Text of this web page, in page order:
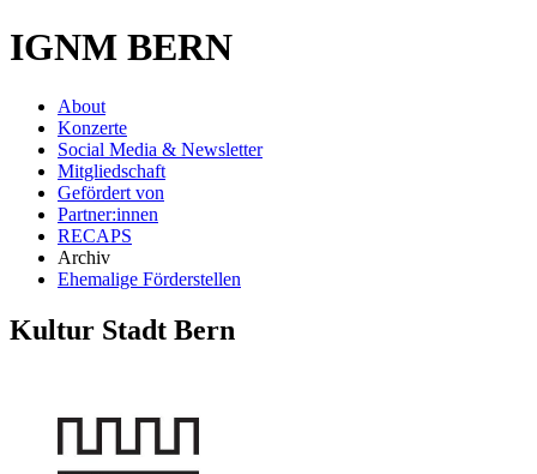
IGNM BERN
About
Konzerte
Social Media & Newsletter
Mitgliedschaft
Gefördert von
Partner:innen
RECAPS
Archiv
Ehemalige Förderstellen
Kultur Stadt Bern